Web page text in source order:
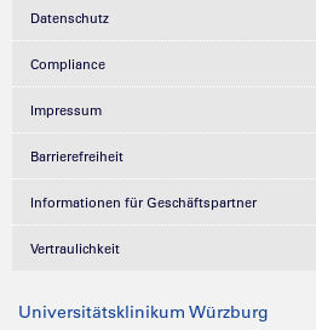
Datenschutz
Compliance
Impressum
Barrierefreiheit
Informationen für Geschäftspartner
Vertraulichkeit
Universitätsklinikum Würzburg